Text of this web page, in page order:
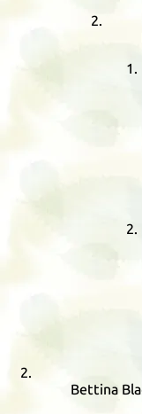
Bettina